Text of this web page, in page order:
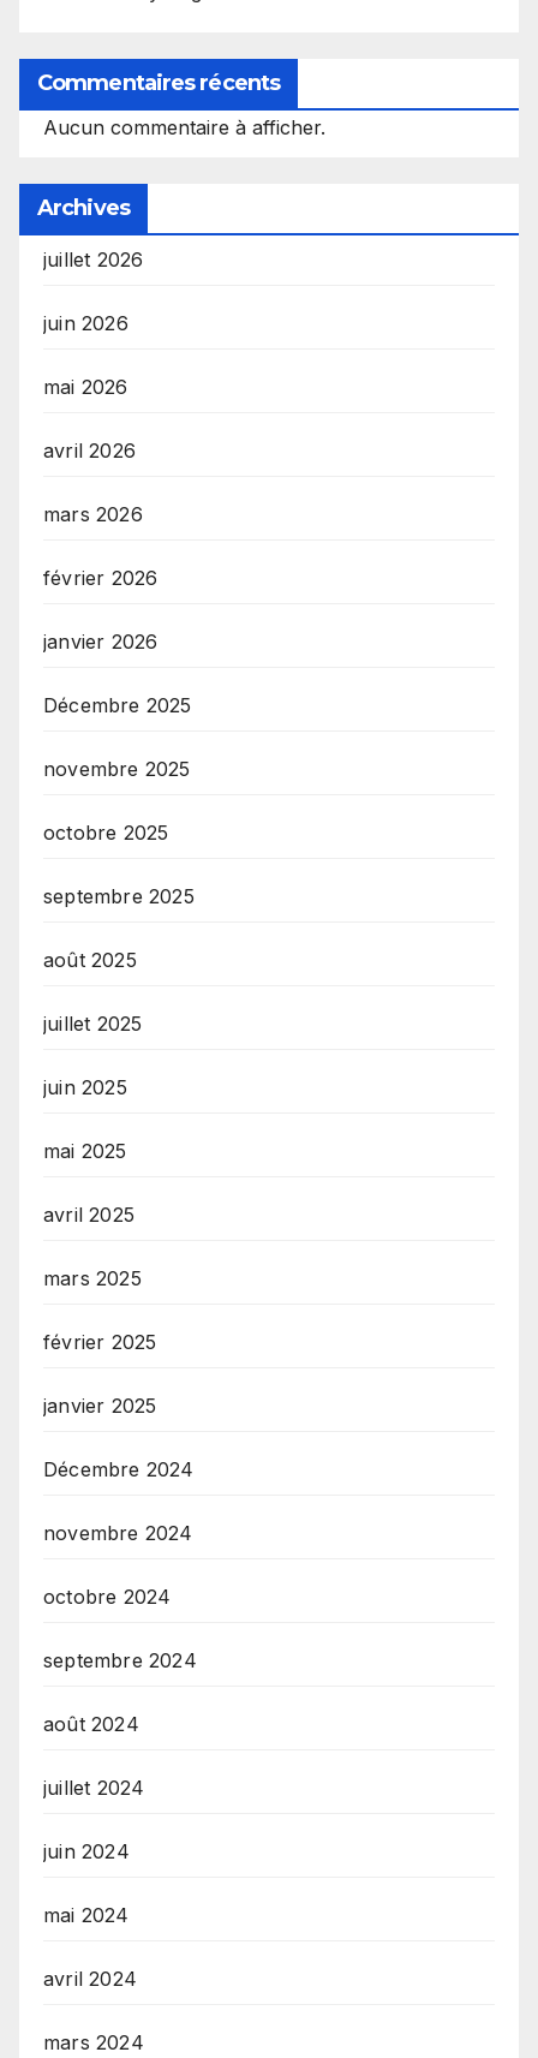
Commentaires récents
Aucun commentaire à afficher.
Archives
juillet 2026
juin 2026
mai 2026
avril 2026
mars 2026
février 2026
janvier 2026
Décembre 2025
novembre 2025
octobre 2025
septembre 2025
août 2025
juillet 2025
juin 2025
mai 2025
avril 2025
mars 2025
février 2025
janvier 2025
Décembre 2024
novembre 2024
octobre 2024
septembre 2024
août 2024
juillet 2024
juin 2024
mai 2024
avril 2024
mars 2024